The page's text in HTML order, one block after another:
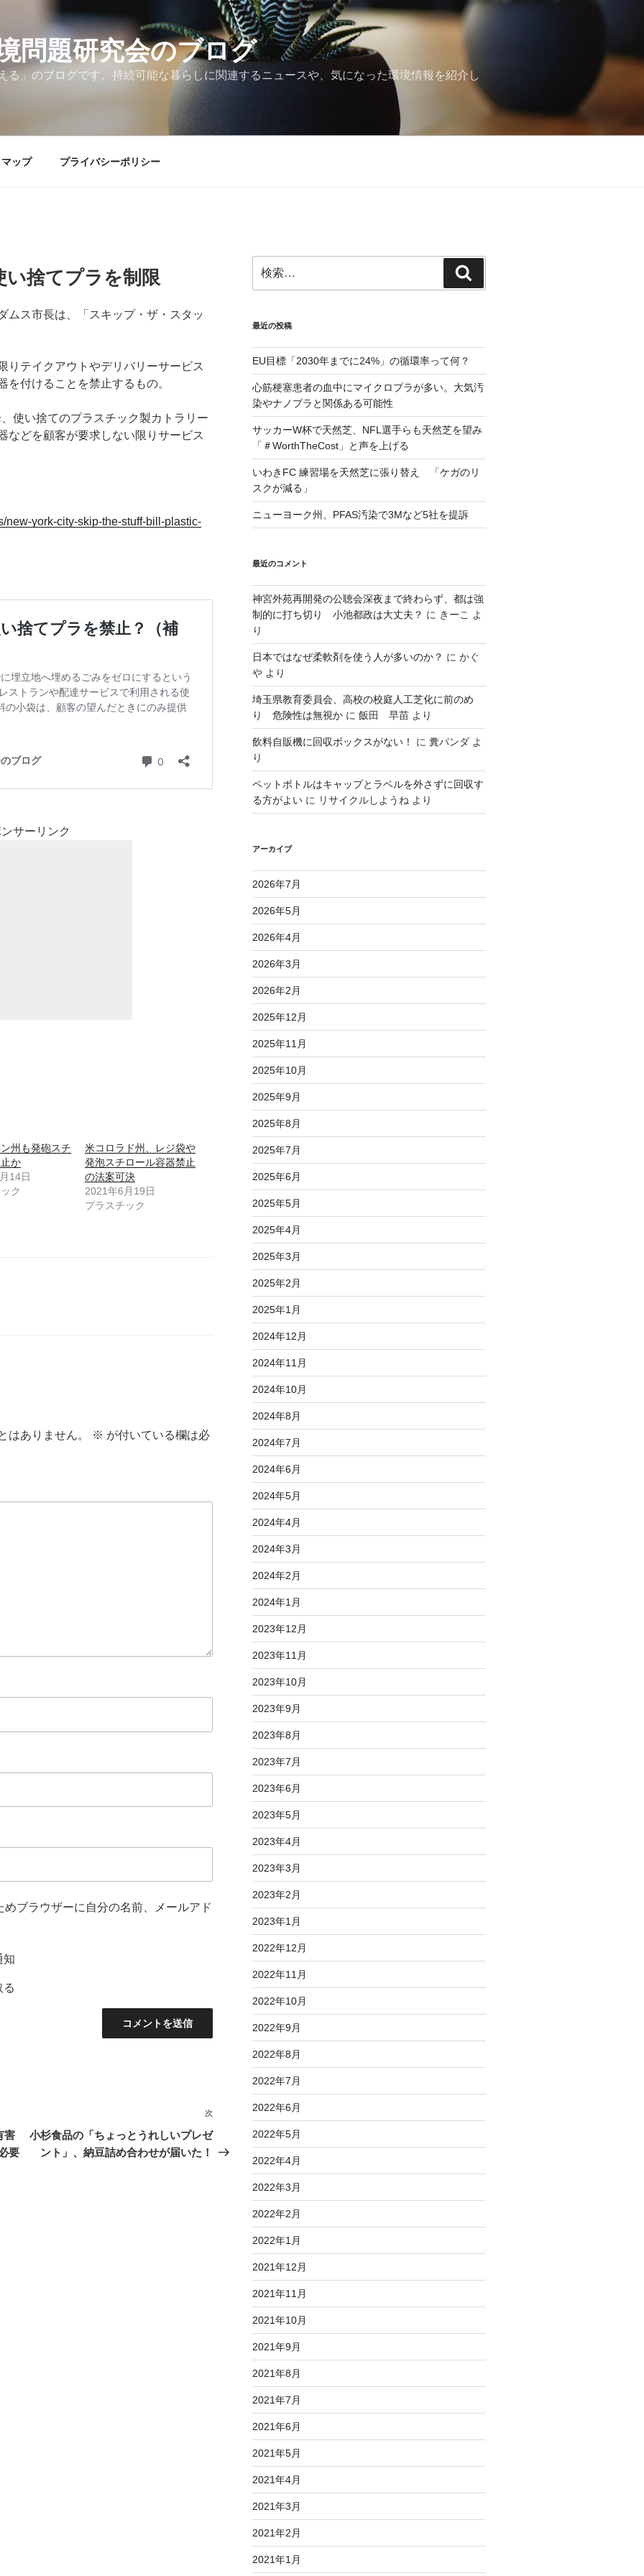
問題研究会のブログ
る」のブログです。持続可能な暮らしに関連するニュースや、気になった環境情報を紹介し
ップ プライバシーポリシー
捨てプラを制限
ムス市長は、「スキップ・ザ・スタッ
りテイクアウトやデリバリーサービス
付けることを禁止するもの。
使い捨てのプラスチック製カトラリー
などを顧客が要求しない限りサービス
new-york-city-skip-the-stuff-bill-plastic-
サーリンク
州も発砲スチ
か
14日
ク
米コロラド州、レジ袋や
発泡スチロール容器禁止
の法案可決
2021年6月19日
プラスチック
はありません。 ※ が付いている欄は必
ブラウザーに自分の名前、メールアド
知
る
害
要
次
の
投
次
小杉食品の「ちょっとうれしいプレゼ
ント」、納豆詰め合わせが届いた！
索:
索
最近の投稿
EU目標「2030年までに24%」の循環率って何？
心筋梗塞患者の血中にマイクロプラが多い。大気汚
染やナノプラと関係ある可能性
サッカーW杯で天然芝、NFL選手らも天然芝を望み
「＃WorthTheCost」と声を上げる
いわきFC 練習場を天然芝に張り替え 「ケガのリ
スクが減る」
ニューヨーク州、PFAS汚染で3Mなど5社を提訴
最近のコメント
神宮外苑再開発の公聴会深夜まで終わらず、都は強
制的に打ち切り 小池都政は大丈夫？ に きーこ よ
り
日本ではなぜ柔軟剤を使う人が多いのか？ に かぐ
やより
埼玉県教育委員会、高校の校庭人工芝化に前のめ
り 危険性は無視かに 飯田 早苗より
飲料自販機に回収ボックスがない！ に 糞パンダよ
り
ペットボトルはキャップとラベルを外さずに回収す
る方がよいに リサイクルしようねより
アーカイブ
2026年7月
2026年5月
2026年4月
2026年3月
2026年2月
2025年12月
2025年11月
2025年10月
2025年9月
2025年8月
2025年7月
2025年6月
2025年5月
2025年4月
2025年3月
2025年2月
2025年1月
2024年12月
2024年11月
2024年10月
2024年8月
2024年7月
2024年6月
2024年5月
2024年4月
2024年3月
2024年2月
2024年1月
2023年12月
2023年11月
2023年10月
2023年9月
2023年8月
2023年7月
2023年6月
2023年5月
2023年4月
2023年3月
2023年2月
2023年1月
2022年12月
2022年11月
2022年10月
2022年9月
2022年8月
2022年7月
2022年6月
2022年5月
2022年4月
2022年3月
2022年2月
2022年1月
2021年12月
2021年11月
2021年10月
2021年9月
2021年8月
2021年7月
2021年6月
2021年5月
2021年4月
2021年3月
2021年2月
2021年1月